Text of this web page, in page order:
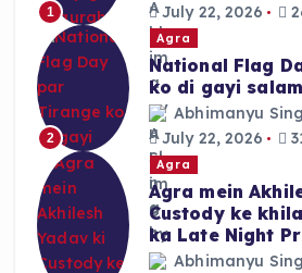
1
July 22, 2026
2
Agra
National Flag
ko di gayi
Abhimanyu
July 22, 2026
Agra
Agra mein
Custody ke
ka Late Night
Abhimanyu